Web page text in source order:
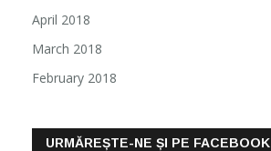
April 2018
March 2018
February 2018
URMĂREȘTE-NE ȘI PE FACEBOOK